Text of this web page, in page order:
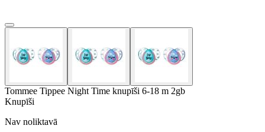
Tommee Tippee Night Time knupīši 6-18 m 2gb
Knupīši
Nav noliktavā